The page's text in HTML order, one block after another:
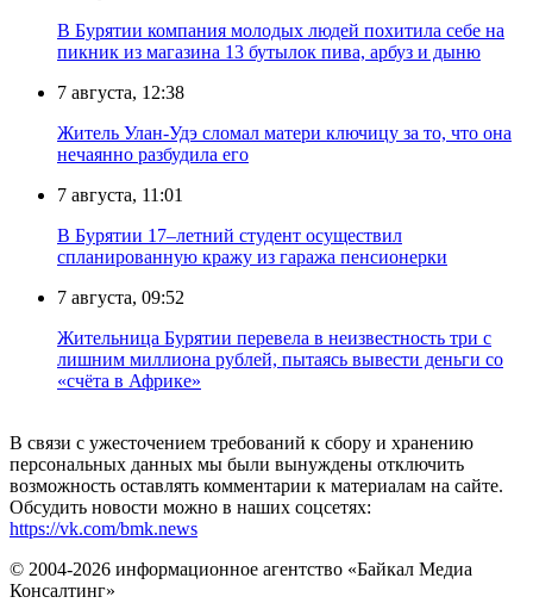
В Бурятии компания молодых людей похитила себе на
пикник из магазина 13 бутылок пива, арбуз и дыню
7 августа, 12:38
Житель Улан-Удэ сломал матери ключицу за то, что она
нечаянно разбудила его
7 августа, 11:01
В Бурятии 17–летний студент осуществил
спланированную кражу из гаража пенсионерки
7 августа, 09:52
Жительница Бурятии перевела в неизвестность три с
лишним миллиона рублей, пытаясь вывести деньги со
«счёта в Африке»
В связи с ужесточением требований к сбору и хранению
персональных данных мы были вынуждены отключить
возможность оставлять комментарии к материалам на сайте.
Обсудить новости можно в наших соцсетях:
https://vk.com/bmk.news
© 2004-2026 информационное агентство «Байкал Медиа
Консалтинг»